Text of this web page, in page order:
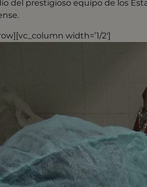
del prestigioso equipo de los
width=’1/2′]